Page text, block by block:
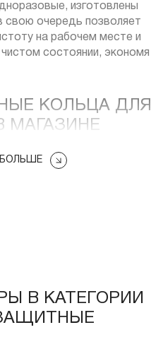
изготовлены
свою очередь позволяет
на рабочем месте и
состоянии, экономя
КОЛЬЦА ДЛЯ
МАГАЗИНЕ
предлагает купить
БОЛЬШЕ
В КАТЕГОРИИ